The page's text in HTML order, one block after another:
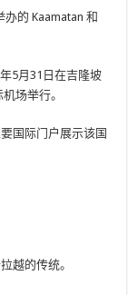
的 Kaamatan 和
5月31日在吉隆坡
场举行。
国际门户展示该国
越的传统。